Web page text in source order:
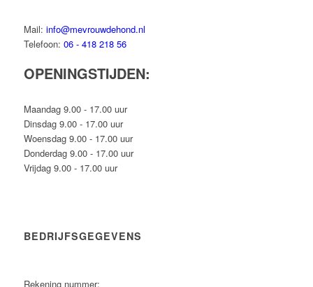
Mail: info@mevrouwdehond.nl
Telefoon: 06 - 418 218 56
OPENINGSTIJDEN:
Maandag 9.00 - 17.00 uur
Dinsdag 9.00 - 17.00 uur
Woensdag 9.00 - 17.00 uur
Donderdag 9.00 - 17.00 uur
Vrijdag 9.00 - 17.00 uur
BEDRIJFSGEGEVENS
Rekening nummer: